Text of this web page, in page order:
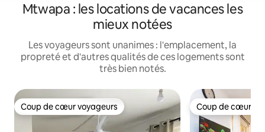
Mtwapa : les locations de vacances les
mieux notées
Les voyageurs sont unanimes : l'emplacement, la
propreté et d'autres qualités de ces logements sont
très bien notés.
Coup de cœur voyageurs
Coup de cœur voyageurs Coup de cœur
Coup de cœur